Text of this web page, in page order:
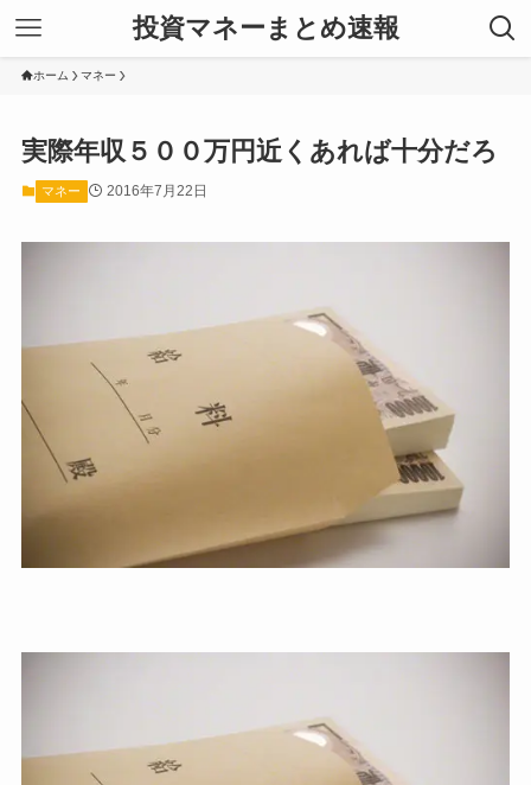
投資マネーまとめ速報
ホーム マネー
実際年収５００万円近くあれば十分だろ
マネー 2016年7月22日